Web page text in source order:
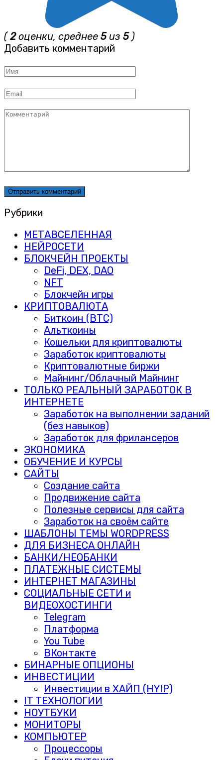
(2оценки, среднее 5из 5)
Добавить комментарий
Имя
Email
Комментарий
Рубрики
МЕТАВСЕЛЕННАЯ
НЕЙРОСЕТИ
БЛОКЧЕЙН ПРОЕКТЫ
DeFi, DEX, DAO
NFT
Блокчейн игры
КРИПТОВАЛЮТА
Биткоин (BTC)
Альткоины
Кошельки для криптовалюты
Заработок криптовалюты
Криптовалютные биржи
Майнинг/Облачный Майнинг
ТОЛЬКО РЕАЛЬНЫЙ ЗАРАБОТОК В
ИНТЕРНЕТЕ
Заработок на выполнении заданий
(без навыков)
Заработок для фрилансеров
ЭКОНОМИКА
ОБУЧЕНИЕ И КУРСЫ
САЙТЫ
Создание сайта
Продвижение сайта
Полезные сервисы для сайта
Заработок на своём сайте
ШАБЛОНЫ ТЕМЫ WORDPRESS
ДЛЯ БИЗНЕСА ОНЛАЙН
БАНКИ/НЕОБАНКИ
ПЛАТЕЖНЫЕ СИСТЕМЫ
ИНТЕРНЕТ МАГАЗИНЫ
СОЦИАЛЬНЫЕ СЕТИ и
ВИДЕОХОСТИНГИ
Telegram
Платформа
You Tube
ВКонтакте
БИНАРНЫЕ ОПЦИОНЫ
ИНВЕСТИЦИИ
Инвестиции в ХАЙП (HYIP)
IT ТЕХНОЛОГИИ
НОУТБУКИ
МОНИТОРЫ
КОМПЬЮТЕР
Процессоры